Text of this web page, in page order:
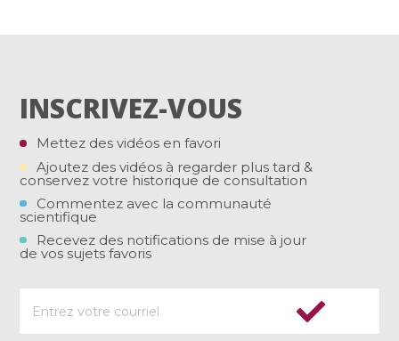
INSCRIVEZ-VOUS
Mettez des vidéos en favori
Ajoutez des vidéos à regarder plus tard &
conservez votre historique de consultation
Commentez avec la communauté
scientifique
Recevez des notifications de mise à jour
de vos sujets favoris